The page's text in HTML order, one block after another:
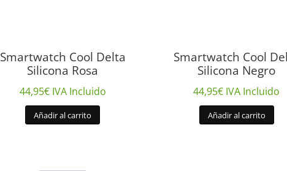
Smartwatch Cool Delta
Silicona Rosa
44,95€ IVA Incluido
Añadir al carrito
Smartwatch Cool
Silicona Negro
44,95€ IVA Incluido
Añadir al carrito